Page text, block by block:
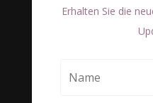
Erhalten Sie die